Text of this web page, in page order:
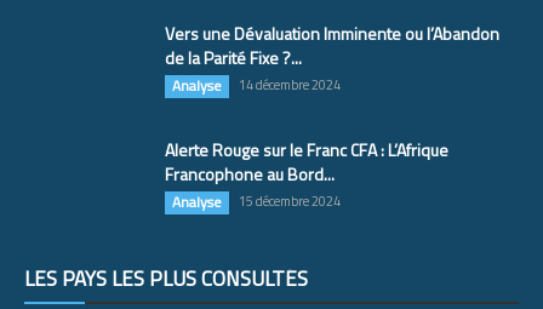
Vers une Dévaluation Imminente ou l’Abandon
de la Parité Fixe ?...
Analyse 14 décembre 2024
Alerte Rouge sur le Franc CFA : L’Afrique
Francophone au Bord...
Analyse 15 décembre 2024
LES PAYS LES PLUS CONSULTÉS